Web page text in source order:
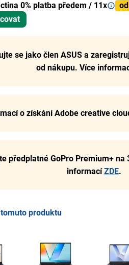
0% platba předem / 11x od
se jako člen ASUS a
od nákupu. Více
o získání Adobe creative
předplatné GoPro Premium+ na
informacíZDE.
produktu